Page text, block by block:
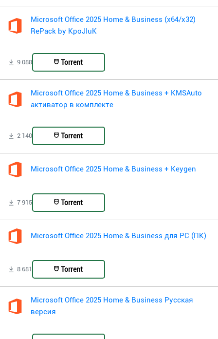
Microsoft Office 2025 Home & Business (x64/x32)
RePack by KpoJIuK
9 088 Torrent
Microsoft Office 2025 Home & Business + KMSAuto
активатор в комплекте
2 140 Torrent
Microsoft Office 2025 Home & Business + Keygen
7 915 Torrent
Microsoft Office 2025 Home & Business для PC (ПК)
8 681 Torrent
Microsoft Office 2025 Home & Business Русская
версия